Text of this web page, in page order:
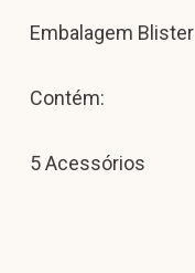
Embalagem Blister
Contém:
5 Acessórios